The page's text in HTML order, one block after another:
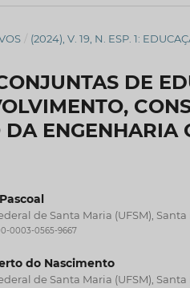
/ (2024), V. 19, N. ESP. 1:
DE
ENGENHARIA
de Santa Maria (UFSM), Santa
0003-0565-9667
do Nascimento
de Santa Maria (UFSM), Santa